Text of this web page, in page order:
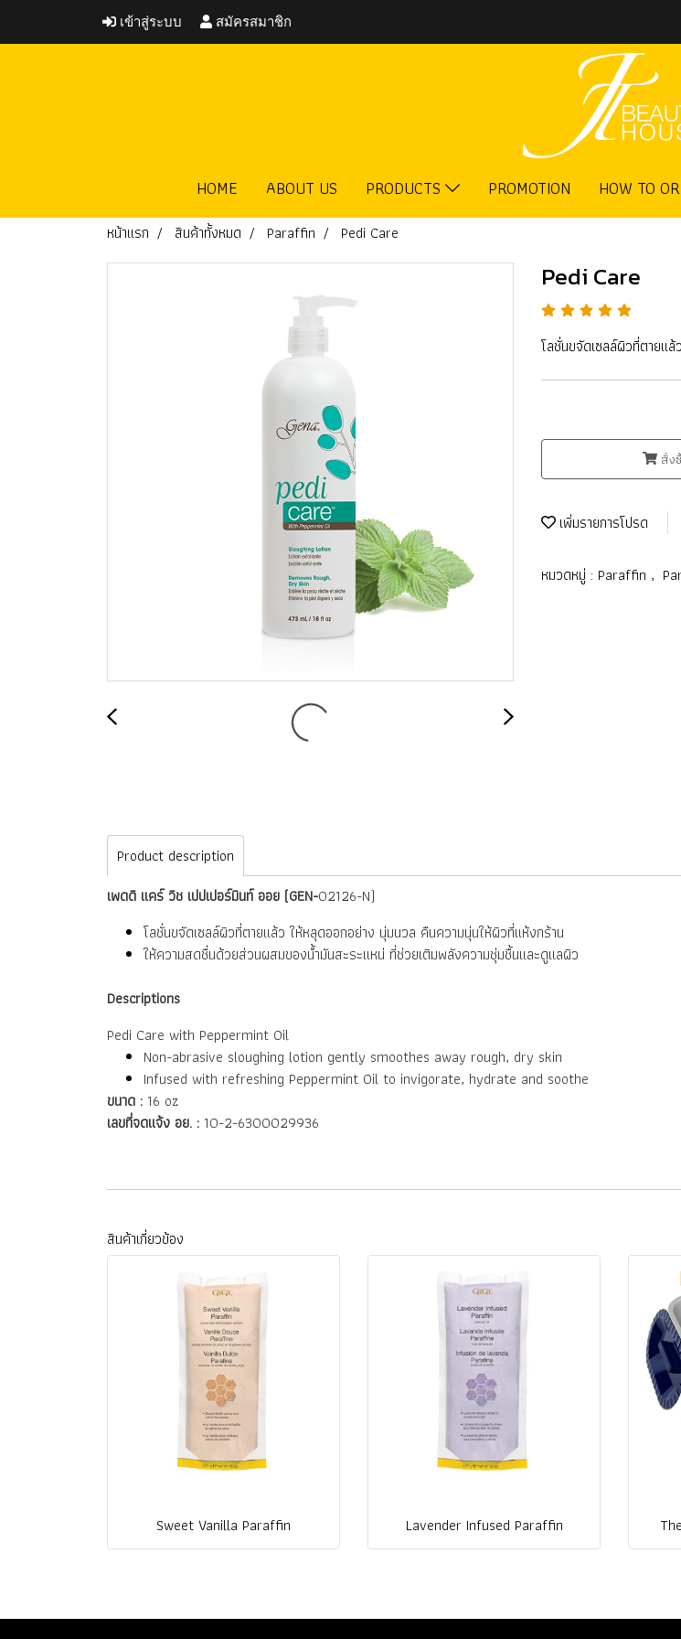
เข้าสู่ระบบ สมัครสมาชิก
HOME ABOUT US PRODUCTS PROMOTION HOW TO
หน้าแรก สินค้าทั้งหมด Paraffin Pedi Care
Pedi Care
โลชั่นขจัดเซลล์ผิวที่ตายแล้ว
สั่ง
เพิ่มรายการโปรด
หมวดหมู่ : Paraffin ,
Product description
เพดดิ แคร์ วิช เปปเปอร์มินท์ ออย (GEN-02126-N)
โลชั่นขจัดเซลล์ผิวที่ตายแล้ว ให้หลุดออกอย่าง นุ่มนวล คืนความนุ่นให้ผิวที่แห้งกร้าน
ให้ความสดชื่นด้วยส่วนผสมของน้ำมันสะระแหน่ ที่ช่วยเติมพลังความชุ่มชื้นและดูแลผิว
Descriptions
Pedi Care with Peppermint Oil
Non-abrasive sloughing lotion gently smoothes away rough, dry skin
Infused with refreshing Peppermint Oil to invigorate, hydrate and soothe
ขนาด : 16 oz
เลขที่จดแจ้ง อย. : 10-2-6300029936
สินค้าเกี่ยวข้อง
Sweet Vanilla Paraffin Lavender Infused Paraffin